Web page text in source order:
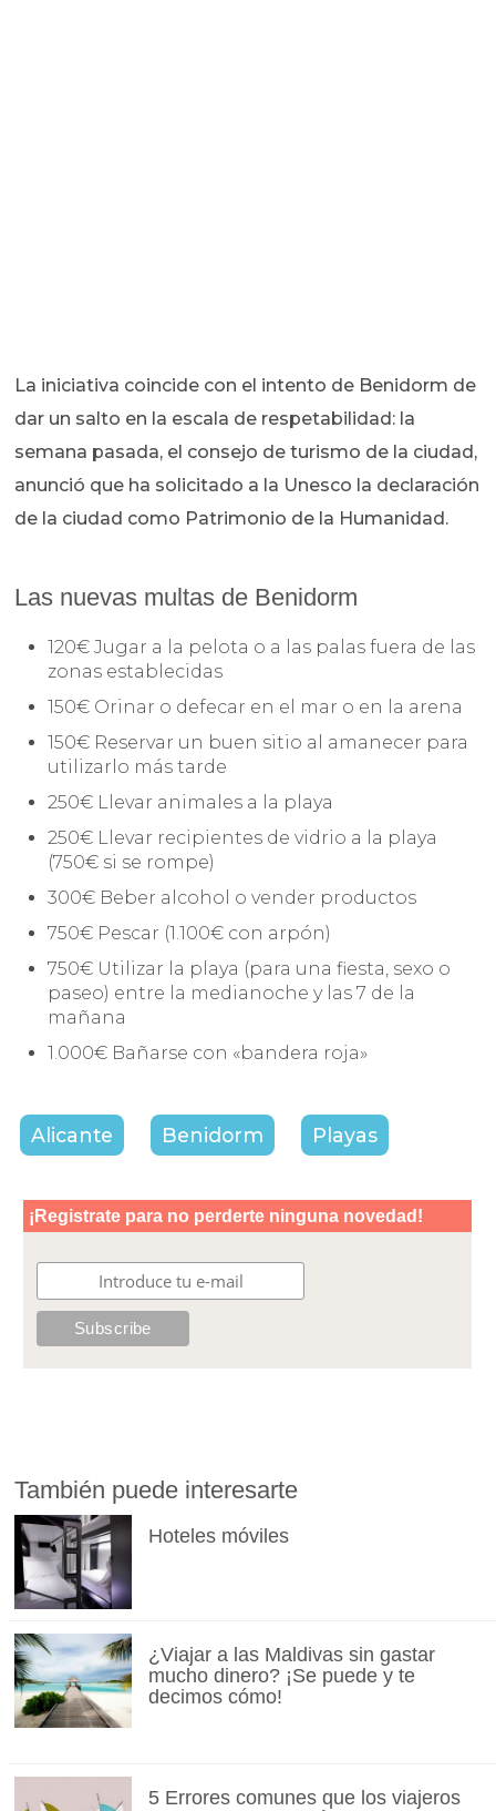
La iniciativa coincide con el intento de Benidorm de
dar un salto en la escala de respetabilidad: la
semana pasada, el consejo de turismo de la ciudad,
anunció que ha solicitado a la Unesco la declaración
de la ciudad como Patrimonio de la Humanidad.
Las nuevas multas de Benidorm
120€ Jugar a la pelota o a las palas fuera de las
zonas establecidas
150€ Orinar o defecar en el mar o en la arena
150€ Reservar un buen sitio al amanecer para
utilizarlo más tarde
250€ Llevar animales a la playa
250€ Llevar recipientes de vidrio a la playa
(750€ si se rompe)
300€ Beber alcohol o vender productos
750€ Pescar (1.100€ con arpón)
750€ Utilizar la playa (para una fiesta, sexo o
paseo) entre la medianoche y las 7 de la
mañana
1.000€ Bañarse con «bandera roja»
Alicante Benidorm Playas
También puede interesarte
Hoteles móviles
¿Viajar a las Maldivas sin gastar
mucho dinero? ¡Se puede y te
decimos cómo!
5 Errores comunes que los viajeros